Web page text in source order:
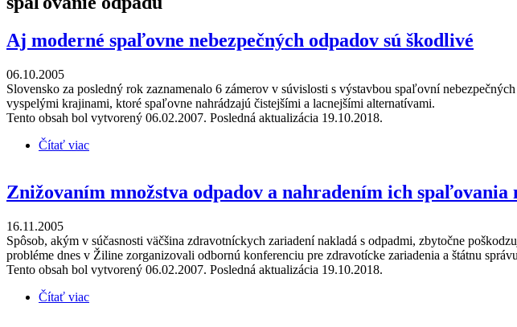
Aj moderné spaľovne nebezpečných odpadov sú škodlivé
06.10.2005
Slovensko za posledný rok zaznamenalo 6 zámerov v súvislosti s výstavbou spaľovní
vyspelými krajinami, ktoré spaľovne nahrádzajú čistejšími a lacnejšími alternatívami.
Tento obsah bol vytvorený 06.02.2007. Posledná aktualizácia 19.10.2018.
Čítať viac
Znižovaním množstva odpadov a nahradením ich
16.11.2005
Spôsob, akým v súčasnosti väčšina zdravotníckych zariadení nakladá s odpadmi, zbytočne
probléme dnes v Žiline zorganizovali odbornú konferenciu pre zdravotícke zariadenia a štátnu
Tento obsah bol vytvorený 06.02.2007. Posledná aktualizácia 19.10.2018.
Čítať viac